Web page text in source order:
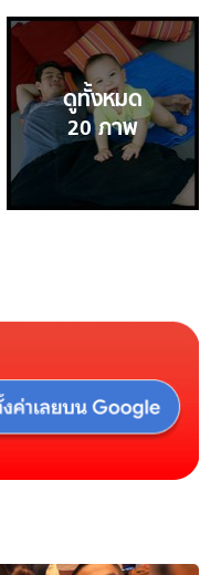
ดูทั้งหมด
20ภาพ